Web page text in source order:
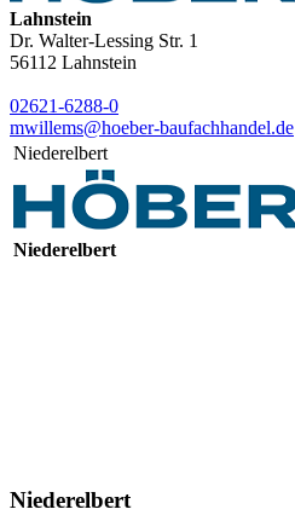
Lahnstein
Dr. Walter-Lessing Str. 1
56112 Lahnstein
02621-6288-0
mwillems@hoeber-baufachhandel.de
Niederelbert
Niederelbert
Niederelbert